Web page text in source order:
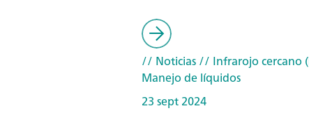
// Noticias// Infrarojo cercano
Manejo de líquidos
23 sept 2024